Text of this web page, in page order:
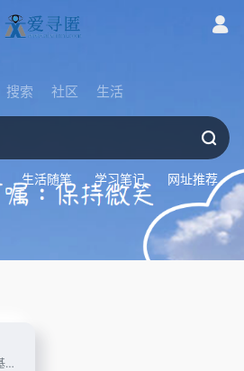
搜索 社区 生活
生活随笔 学习笔记 网址推荐
海螺AI是 MiniMax基于自研的多模态大语言模型为用户打造的AI伙伴，可以帮你智能搜索问答、精准识图解析、沉浸语音通话、专业/创意写作、文档速读总结、还有独家悬浮球功能帮你把琐事化繁为简。10倍速获取信息，10倍速解决问题。从学生到打工人，或者是自由工作者、创作者，不管你是任何角色都可以随时召唤它，上手即用，张嘴就问，无论是AI写作、AI搜题、AI办公、AI翻译、AI编程、AI创作、AI文档总结，还是陪你AI聊天、AI对话、口语陪练、模拟面试。它是你全能的AI助手。